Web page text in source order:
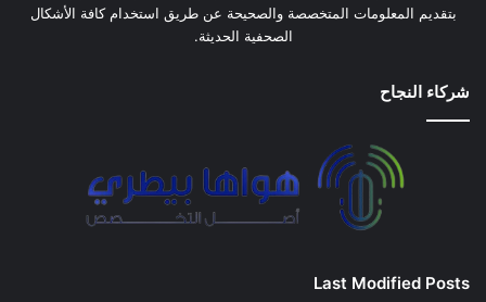
بتقديم المعلومات المتخصصة والصحيحة عن طريق استخدام كافة الأشكال
الصحفية الحديثة.
شركاء النجاح
Last Modified Posts